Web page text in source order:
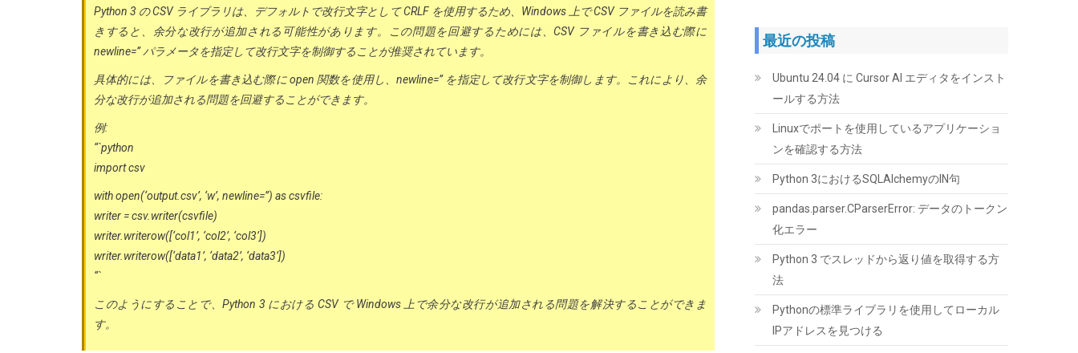
Python 3 の CSV ライブラリは、デフォルトで改行文字として CRLF を使用するため、Windows 上で CSV ファイルを読み書
きすると、余分な改行が追加される可能性があります。この問題を回避するためには、CSV ファイルを書き込む際に
newline=” パラメータを指定して改行文字を制御することが推奨されています。
具体的には、ファイルを書き込む際に open 関数を使用し、newline=” を指定して改行文字を制御します。これにより、余
分な改行が追加される問題を回避することができます。
例:
“`python
import csv
with open(‘output.csv’, ‘w’, newline=”) as csvfile:
writer = csv.writer(csvfile)
writer.writerow([‘col1’, ‘col2’, ‘col3’])
writer.writerow([‘data1’, ‘data2’, ‘data3’])
“`
このようにすることで、Python 3 における CSV で Windows 上で余分な改行が追加される問題を解決することができま
す。
Seagate IronWolf 内蔵HDD 4TB NAS用
ST4000VN006/EC
( 545160) GBP 111.07
04:03 GMT +09:00 時点 - 詳細はこちら
ARCTIC MX-4 (8g｜ヘラ付属) - 高性能サーマル
ペースト、CPU・GPU 対応（PC・PS4・
最近の投稿
Ubuntu 24.04 に Cursor AI エディタをインスト
ールする方法
Linuxでポートを使用しているアプリケーショ
ンを確認する方法
Python 3におけるSQLAlchemyのIN句
pandas.parser.CParserError: データのトークン
化エラー
Python 3 でスレッドから返り値を取得する方
法
Pythonの標準ライブラリを使用してローカル
IPアドレスを見つける